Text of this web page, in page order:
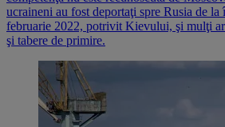
ucraineni au fost deportaţi spre Rusia de
februarie 2022, potrivit Kievului, şi mulţi
şi tabere de primire.